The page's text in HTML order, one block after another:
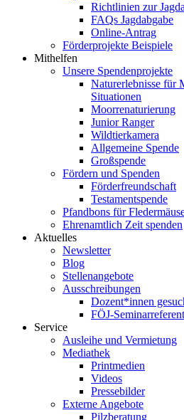
Richtlinien zur
FAQs Jagdabgabe
Online-Antrag
Förderprojekte Beispiele
Mithelfen
Unsere Spendenprojekte
Naturerlebnisse für
Situationen
Moorrenaturierung
Junior Ranger
Wildtierkamera
Allgemeine Spende
Großspende
Fördern und Spenden
Förderfreundschaft
Testamentspende
Pfandbons für
Ehrenamtlich Zeit spenden
Aktuelles
Newsletter
Blog
Stellenangebote
Ausschreibungen
Dozent*innen
FÖJ-
Service
Ausleihe und Vermietung
Mediathek
Printmedien
Videos
Pressebilder
Externe Angebote
Pilzberatung